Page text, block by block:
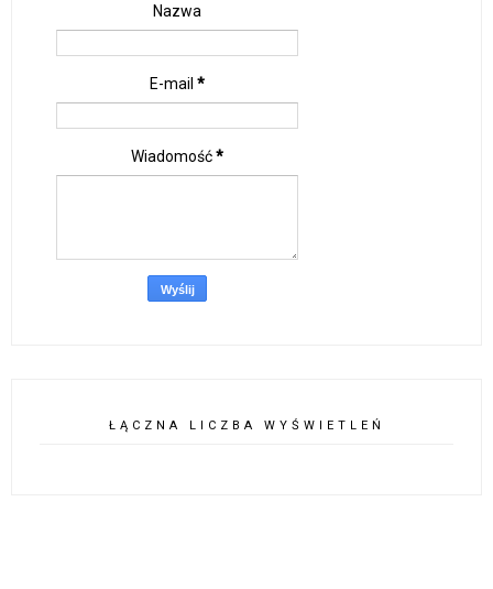
Nazwa
E-mail *
Wiadomość*
ŁĄCZNA LICZBA WYŚWIETLEŃ